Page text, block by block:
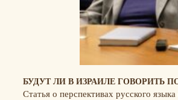
БУДУТ ЛИ В ИЗРАИЛЕ ГОВОРИТЬ
Статья о перспективах русского